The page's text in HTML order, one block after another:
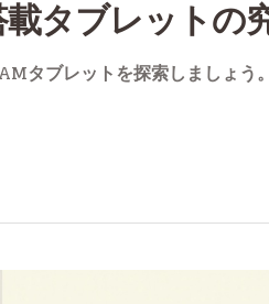
載タブレットの
タブレットを探索しましょ